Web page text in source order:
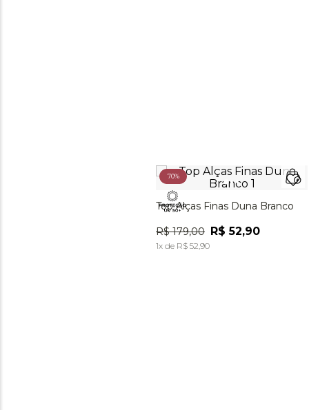
70%
Top Alças Finas Duna Branco
R$ 179,00 R$ 52,90
1x de R$ 52,90